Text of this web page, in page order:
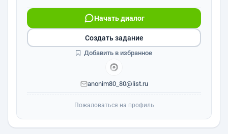
Начать диалог
anonim80_80@list.ru
Создать задание
Добавить в избранное
Пожаловаться на профиль